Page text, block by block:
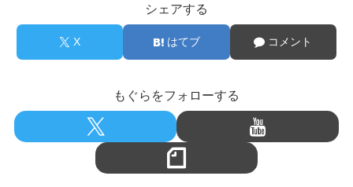
シェアする
X はてブ コメント
もぐらをフォローする